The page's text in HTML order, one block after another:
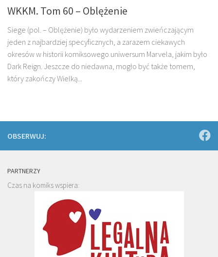
WKKM. Tom 60 – Oblężenie
Siege (pol. – Oblężenie) było wydarzeniem zwieńczającym
jeden z najbardziej specyficznych, a zarazem ciekawych
okresów w historii komiksowego uniwersum Marvela, jakim było
Dark Reign. Jeszcze do niedawna, mogło być także tomem,
który zakończy Wielką...
OBSERWUJ:
PARTNERZY
Czas na komiks wspiera: